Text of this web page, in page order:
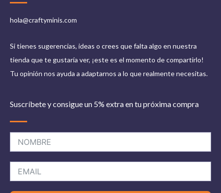
hola@craftyminis.com
Si tienes sugerencias, ideas o crees que falta algo en nuestra
tienda que te gustaría ver, ¡este es el momento de compartirlo!
Tu opinión nos ayuda a adaptarnos a lo que realmente necesitas.
Suscríbete y consigue un 5% extra en tu próxima compra